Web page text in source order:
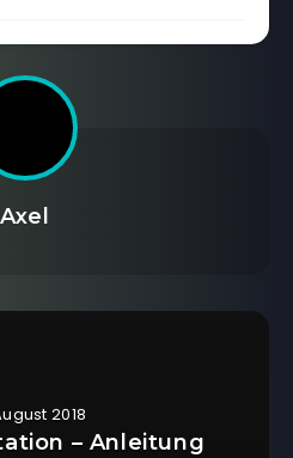
Axel
2018
– Anleitung